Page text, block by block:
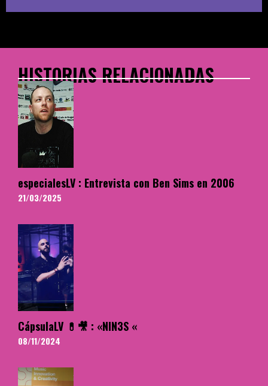
HISTORIAS RELACIONADAS
especialesLV : Entrevista con Ben Sims en 2006
21/03/2025
CápsulaLV 💊🎥 : «NIN3S «
08/11/2024